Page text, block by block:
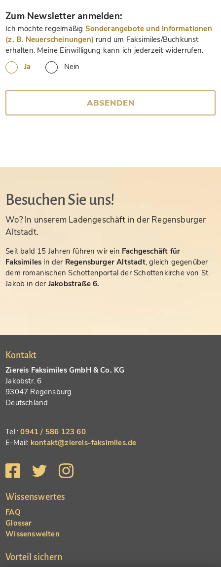
Zum Newsletter anmelden:
Ich möchte regelmäßig Sonderangebote und Informationen
(z. B. Neuerscheinungen) rund um Faksimiles/Buchkunst
erhalten. Meine Einwilligung kann ich jederzeit widerrufen.
Ja
Nein
ABSENDEN
Besuchen Sie uns!
Wo? In unserem Ladengeschäft in der Regensburger
Altstadt.
Seit bald 15 Jahren führen wir ein Fachgeschäft für
Faksimiles in der Regensburger Altstadt, gleich gegenüber
dem romanischen Schottenportal der Schottenkirche von St.
Jakob in der Jakobstraße 6.
Kontakt
Ziereis Faksimiles GmbH & Co. KG
Jakobstr. 6
93047 Regensburg
Deutschland
Tel.:0941 / 586 123 60
E-Mail: kontakt@ziereis-faksimiles.de
Wissenswertes
FAQ
Glossar
Wissenswelten
Vorteil sichern